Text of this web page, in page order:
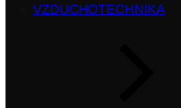
VZDUCHOTECHNIKA